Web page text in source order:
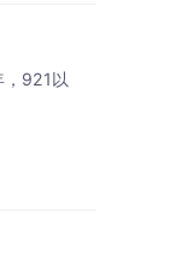
921以